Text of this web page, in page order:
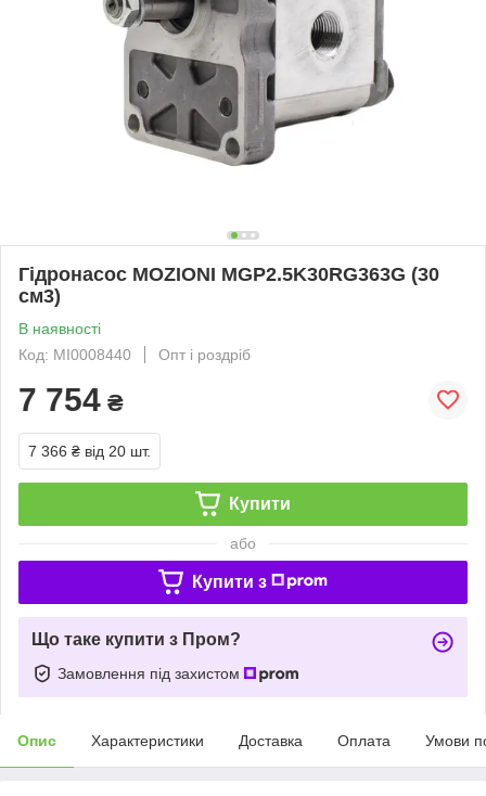
Гідронасос MOZIONI MGP2.5K30RG363G (30
см3)
В наявності
Код: MI0008440
Опт і роздріб
7 754 ₴
7 366 ₴ від 20 шт.
Купити
або
Купити з
Що таке купити з Пром?
Замовлення під захистом
Опис Характеристики Доставка Оплата Умови